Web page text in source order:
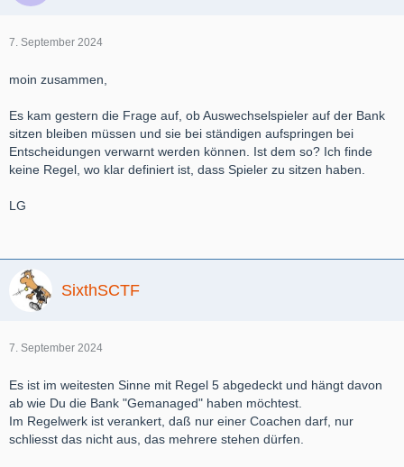
7. September 2024
moin zusammen,
Es kam gestern die Frage auf, ob Auswechselspieler auf der Bank
sitzen bleiben müssen und sie bei ständigen aufspringen bei
Entscheidungen verwarnt werden können. Ist dem so? Ich finde
keine Regel, wo klar definiert ist, dass Spieler zu sitzen haben.
LG
SixthSCTF
7. September 2024
Es ist im weitesten Sinne mit Regel 5 abgedeckt und hängt davon
ab wie Du die Bank "Gemanaged" haben möchtest.
Im Regelwerk ist verankert, daß nur einer Coachen darf, nur
schliesst das nicht aus, das mehrere stehen dürfen.